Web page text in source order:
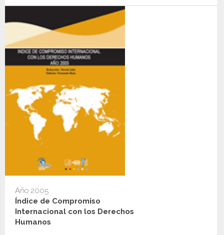
Año 2005
Índice de Compromiso
Internacional con los Derechos
Humanos